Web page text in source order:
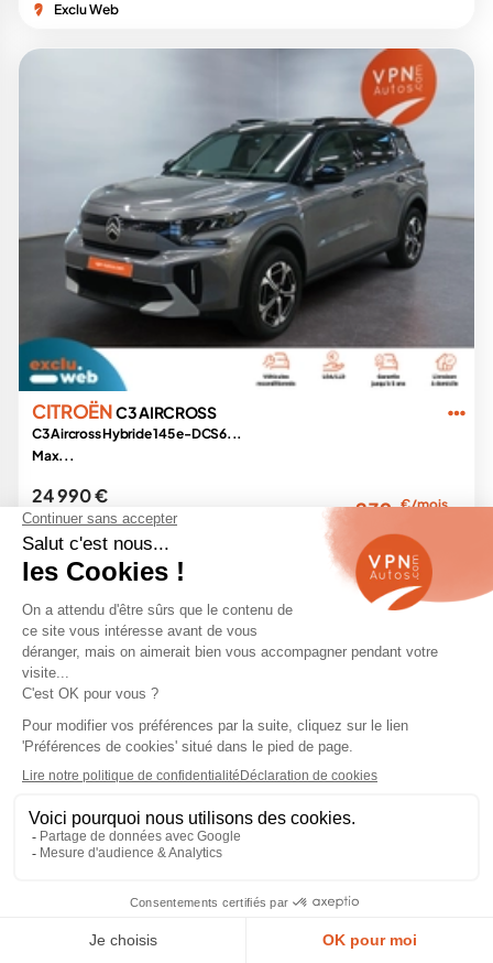
Exclu Web
CITROËNC3 AIRCROSS
C3 Aircross Hybride 145 e-DCS6...
Max...
24 990 €
29 700 € -16 %
239 €/mois
10 km - 2026
Hybride -Automatique
Garantie
Exclu Web
SATISFAIT LIVRAISON Achat
Le Citroën C3 Aircross reconditionnée est le petit SUV